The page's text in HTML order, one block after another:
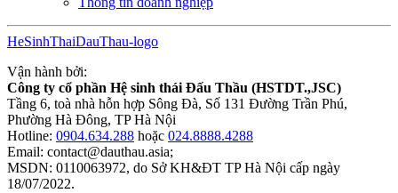
HeSinhThaiDauThau-logo
Vận hành bởi:
Công ty cổ phần Hệ sinh thái Đấu Thầu (HSTDT.,JSC)
Tầng 6, toà nhà hỗn hợp Sông Đà, Số 131 Đường Trần Phú,
Phường Hà Đông, TP Hà Nội
Hotline: 0904.634.288 hoặc 024.8888.4288
Email: contact@dauthau.asia;
MSDN: 0110063972, do Sở KH&ĐT TP Hà Nội cấp ngày
18/07/2022.